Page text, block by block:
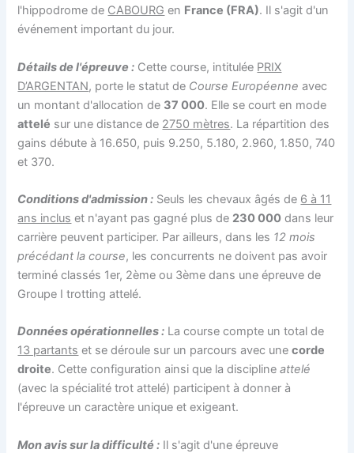
l'hippodrome de CABOURG en France (FRA). Il s'agit d'un
événement important du jour.
Détails de l'épreuve : Cette course, intitulée PRIX
D’ARGENTAN, porte le statut de Course Européenne avec
un montant d'allocation de 37 000. Elle se court en mode
attelé sur une distance de 2750 mètres. La répartition des
gains débute à 16.650, puis 9.250, 5.180, 2.960, 1.850, 740
et 370.
Conditions d'admission : Seuls les chevaux âgés de 6 à 11
ans inclus et n'ayant pas gagné plus de 230 000 dans leur
carrière peuvent participer. Par ailleurs, dans les 12 mois
précédant la course, les concurrents ne doivent pas avoir
terminé classés 1er, 2ème ou 3ème dans une épreuve de
Groupe I trotting attelé.
Données opérationnelles : La course compte un total de
13 partants et se déroule sur un parcours avec unecorde
droite. Cette configuration ainsi que la disciplineattelé
(avec la spécialité trot attelé) participent à donner à
l'épreuve un caractère unique et exigeant.
Mon avis sur la difficulté : Il s'agit d'une épreuve